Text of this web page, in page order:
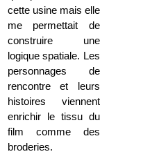
cette usine mais elle
me permettait de
construire une
logique spatiale. Les
personnages de
rencontre et leurs
histoires viennent
enrichir le tissu du
film comme des
broderies.